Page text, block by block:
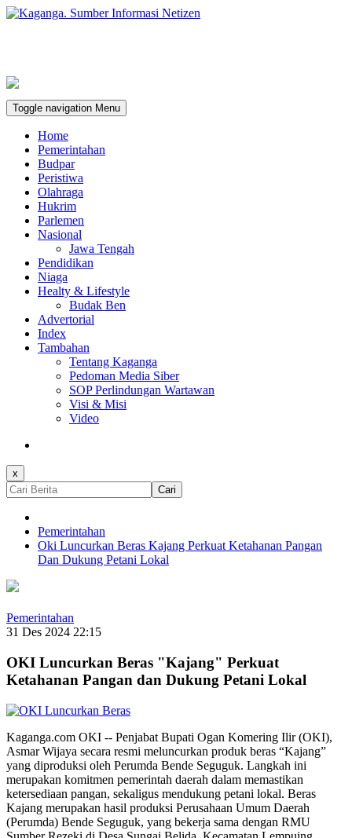
Toggle navigation Menu
Home
Pemerintahan
Budpar
Peristiwa
Olahraga
Hukrim
Parlemen
Nasional
Jawa Tengah
Pendidikan
Niaga
Healty & Lifestyle
Budak Ben
Advertorial
Index
Tambahan
Tentang Kaganga
Pedoman Media Siber
SOP Perlindungan Wartawan
Visi & Misi
Video
x
Cari
Pemerintahan
Oki Luncurkan Beras Kajang Perkuat Ketahanan Pangan
Dan Dukung Petani Lokal
Pemerintahan
31 Des 2024 22:15
OKI Luncurkan Beras "Kajang" Perkuat
Ketahanan Pangan dan Dukung Petani Lokal
Kaganga.com OKI -- Penjabat Bupati Ogan Komering Ilir (OKI),
Asmar Wijaya secara resmi meluncurkan produk beras “Kajang”
yang diproduksi oleh Perumda Bende Seguguk. Langkah ini
merupakan komitmen pemerintah daerah dalam memastikan
ketersediaan pangan, sekaligus mendukung petani lokal. Beras
Kajang merupakan hasil produksi Perusahaan Umum Daerah
(Perumda) Bende Seguguk, yang bekerja sama dengan RMU